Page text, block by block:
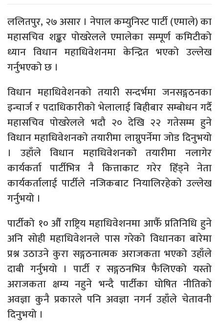
ललितपुर, २७ असार । नेपाल कम्युनिस्ट पार्टी (एमाले) का
महासचिव शङ्कर पोखरेलले एमालेका सम्पूर्ण कमिटीको
ध्यान विधान महाधिवेशनमा केन्द्रित भएको उल्लेख
गर्नुभएको छ ।
विधान महाधिवेशनको तयारी सन्दर्भमा जनसङ्गठनका
इन्चार्ज र पदाधिकारीको भेलालाई बिहीबार सम्बोधन गर्दै
महासचिव पोखरेलले भदौ २० देखि २२ गतेसम्म हुने
विधान महाधिवेशनको तयारीमा लाग्नुपर्नेमा जोड दिनुभयो
। उहाँले विधान महाधिवेशनको तयारीमा नलागेर
कार्यकर्ता पार्टीभित्र नै कित्ताकाट गरेर हिँड्ने नेता
कार्यकर्तालाई पार्टीले नजिकबाट नियालिरहेको उल्लेख
गर्नुभयो ।
पार्टीको १० औँ राष्ट्रिय महाधिवेशनमा आफैँ प्रतिनिधि हुने
अनि सोही महाधिवेशनले पास गरेको विधानका बारेमा
प्रश्न उठाउने कुरा सङ्गठनात्मक अराजकता भएको उहाँले
दाबी गर्नुभयो । पार्टी र सङ्गठनभित्र फैलिएको यस्तो
अराजकता क्षम्य नहुने भन्दै पार्टीका घोषित नीतिको
अवज्ञा कुनै प्रकारले पनि अवज्ञा नगर्न उहाँले चेतावनी
दिनुभयो ।